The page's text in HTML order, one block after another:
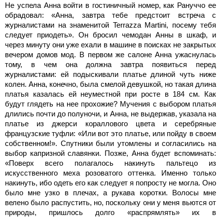
Не успела Анна войти в гостиничный номер, как Рануччо ее
обрадовал: «Анна, завтра тебе предстоит встреча с
журналистами на знаменитой Terrazza Martini, посему тебя
следует приодеть». Он бросил чемодан Анны в шкаф, и
через минуту они уже ехали в машине в поисках не закрытых
вечером домов мод. В первом же салоне Анна ужаснулась
тому, в чем она должна завтра появиться перед
журналистами: ей подыскивали платье длиной чуть ниже
колен. Анна, конечно, была смелой девушкой, но такая длина
платья казалась ей неуместной при росте в 184 см. Как
будут глядеть на нее прохожие? Мучения с выбором платья
длились почти до полуночи, и Анна, не выдержав, указала на
платье из джерси кораллового цвета и серебряные
французские туфли: «Или вот это платье, или пойду в своем
собственном!». Спутники были утомлены и согласились на
выбор капризной славянки. Позже, Анна будет вспоминать:
«Поверх всего полагалось накинуть пальтецо из
искусственного меха розоватого оттенка. Именно только
накинуть, ибо одеть его как следует я попросту не могла. Оно
было мне узко в плечах, а рукава коротки. Волосы мне
велено было распустить, но, поскольку они у меня вьются от
природы, пришлось долго «распрямлять» их в